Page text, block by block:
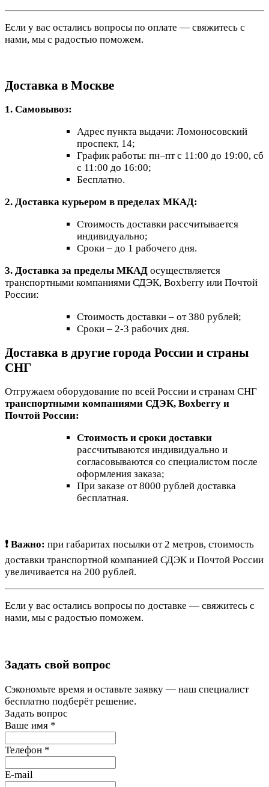
Если у вас остались вопросы по оплате — свяжитесь с
нами, мы с радостью поможем.
Доставка в Москве
1. Самовывоз:
Адрес пункта выдачи: Ломоносовский
проспект, 14;
График работы: пн–пт с 11:00 до 19:00, сб
с 11:00 до 16:00;
Бесплатно.
2. Доставка курьером в пределах МКАД:
Стоимость доставки рассчитывается
индивидуально;
Сроки – до 1 рабочего дня.
3. Доставка за пределы МКАД осуществляется
транспортными компаниями СДЭК, Boxberry или Почтой
России:
Стоимость доставки – от 380 рублей;
Сроки – 2-3 рабочих дня.
Доставка в другие города России и страны
СНГ
Отгружаем оборудование по всей России и странам СНГ
транспортными компаниями СДЭК, Boxberry и
Почтой России:
Стоимость и сроки доставки
рассчитываются индивидуально и
согласовываются со специалистом после
оформления заказа;
При заказе от 8000 рублей доставка
бесплатная.
❗ Важно: при габаритах посылки от 2 метров, стоимость
доставки транспортной компанией СДЭК и Почтой России
увеличивается на 200 рублей.
Если у вас остались вопросы по доставке — свяжитесь с
нами, мы с радостью поможем.
Задать свой вопрос
Сэкономьте время и оставьте заявку — наш специалист
бесплатно подберёт решение.
Задать вопрос
Ваше имя *
Телефон *
E-mail